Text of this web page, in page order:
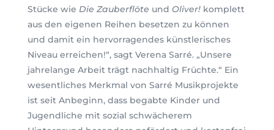
Stücke wie Die Zauberflöte und Oliver!komplett
aus den eigenen Reihen besetzen zu können
und damit ein hervorragendes künstlerisches
Niveau erreichen!“, sagt Verena Sarré. „Unsere
jahrelange Arbeit trägt nachhaltig Früchte.“ Ein
wesentliches Merkmal von Sarré Musikprojekte
ist seit Anbeginn, dass begabte Kinder und
Jugendliche mit sozial schwächerem